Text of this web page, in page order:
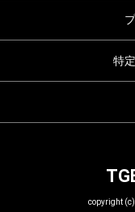
特
copyright (c)